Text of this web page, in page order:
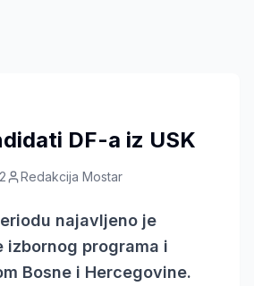
DF-a iz USK
Redakcija Mostar
najavljeno je
izbornog programa i
Bosne i Hercegovine.